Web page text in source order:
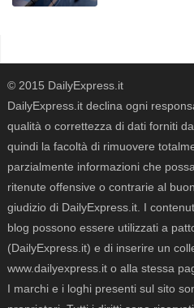
© 2015 DailyExpress.it
DailyExpress.it declina ogni
qualità o correttezza di dati forniti
quindi la facoltà di rimuovere
parzialmente informazioni che
ritenute offensive o contrarie al
giudizio di DailyExpress.it. I
blog possono essere utilizzati a
(DailyExpress.it) e di inserire un
www.dailyexpress.it o alla stessa
I marchi e i loghi presenti sul sito